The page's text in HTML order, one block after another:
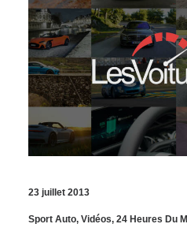
23 juillet 2013
Sport Auto, Vidéos, 24 Heures Du